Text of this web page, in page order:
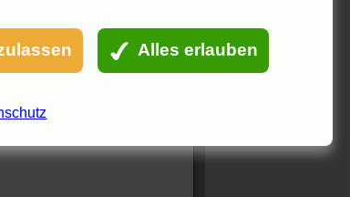
Alles erlauben